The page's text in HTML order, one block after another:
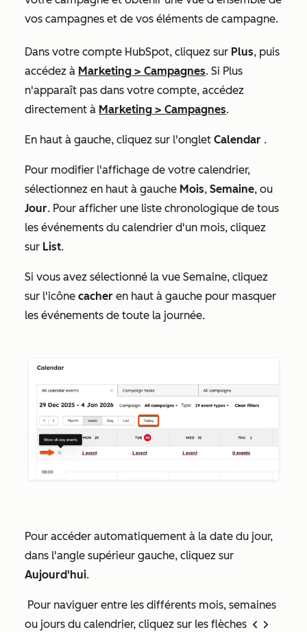
vos campagnes et de vos éléments de campagne.
Dans votre compte HubSpot, cliquez sur Plus, puis
accédez à Marketing > Campagnes. Si Plus
n'apparaît pas dans votre compte, accédez
directement à Marketing > Campagnes.
En haut à gauche, cliquez sur l'onglet Calendar .
Pour modifier l'affichage de votre calendrier,
sélectionnez en haut à gauche Mois, Semaine, ou
Jour. Pour afficher une liste chronologique de tous
les événements du calendrier d'un mois, cliquez
sur List.
Si vous avez sélectionné la vue Semaine, cliquez
sur l'icône cacher en haut à gauche pour masquer
les événements de toute la journée.
Pour accéder automatiquement à la date du jour,
dans l'angle supérieur gauche, cliquez sur
Aujourd'hui.
Pour naviguer entre les différents mois, semaines
ou jours du calendrier, cliquez sur les flèches left right